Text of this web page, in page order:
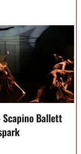
Scapino Ballett